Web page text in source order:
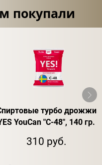
покупали
турбо дрожжи
YouCan "C-48", 140 гр.
310 руб.